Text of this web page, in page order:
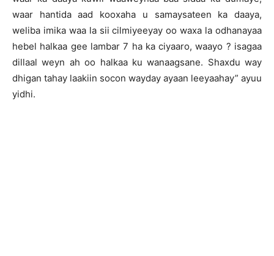
waar hantida aad kooxaha u samaysateen ka daaya,
weliba imika waa la sii cilmiyeeyay oo waxa la odhanayaa
hebel halkaa gee lambar 7 ha ka ciyaaro, waayo ? isagaa
dillaal weyn ah oo halkaa ku wanaagsane. Shaxdu way
dhigan tahay laakiin socon wayday ayaan leeyaahay” ayuu
yidhi.